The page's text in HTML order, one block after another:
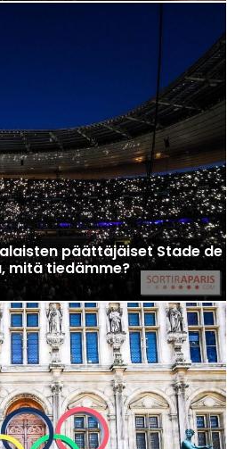
päättäjäiset Stade de
mitä tiedämme?